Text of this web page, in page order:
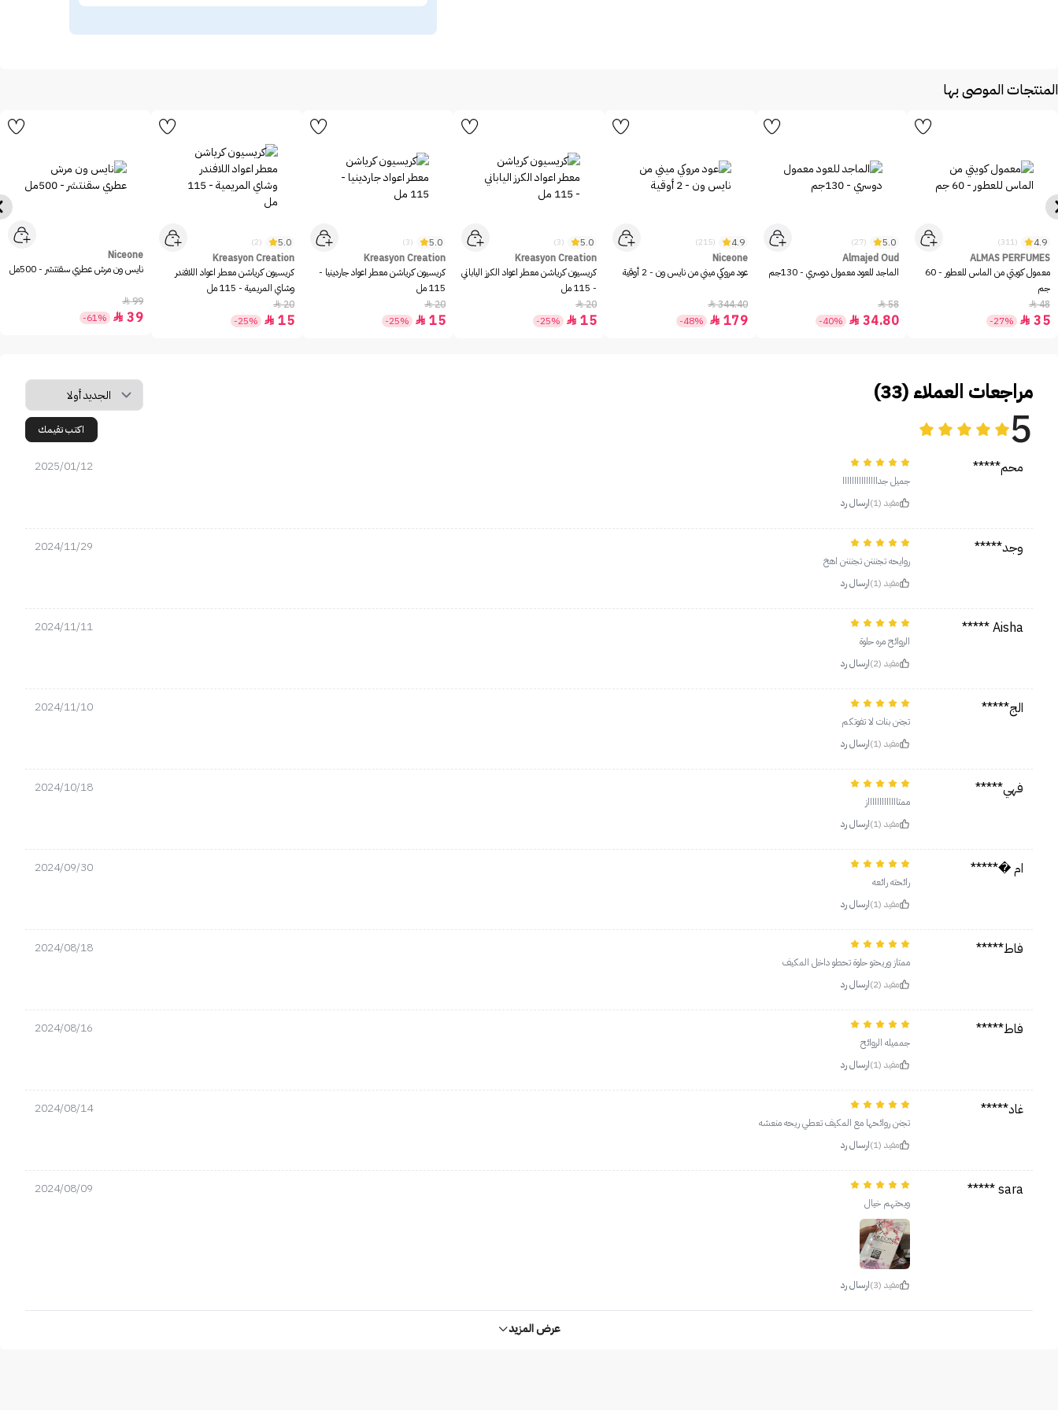
المنتجات الموصى بها
4.9
(311)
ALMAS PERFUMES
معمول كويتي من الماس للعطور - 60
جم
48

35

-27%
5.0
(27)
Almajed Oud
الماجد للعود معمول دوسري - 130جم
58

34.80

-40%
4.9
(215)
Niceone
عود مروكي ميني من نايس ون - 2 أوقية
344.40

179

-48%
5.0
(3)
Kreasyon Creation
كريسيون كرياشن معطر اعواد الكرز الياباني
- 115 مل
20

15

-25%
5.0
(3)
Kreasyon Creation
كريسيون كرياشن معطر اعواد جاردينيا -
115 مل
20

15

-25%
5.0
(2)
Kreasyon Creation
كريسيون كرياشن معطر اعواد اللافندر
وشاي المريمية - 115 مل
20

15

-25%
Niceone
نايس ون مرش عطري سقنتشر - 500مل
99

39

-61%
مراجعات العملاء (33)
5 اكتب تقيمك
محم***** 2025/01/12
جميل جدااااااااااااااا
مفيد (1)
ارسال رد
وجد***** 2024/11/29
روايحه تجنننن تجنننن اهخ
مفيد (1)
ارسال رد
Aisha *****
2024/11/11
الروائح مره حلوة
مفيد (2)
ارسال رد
الج***** 2024/11/10
تجنن بنات لا تفوتكم
مفيد (1)
ارسال رد
فهي***** 2024/10/18
ممتاااااااااااااز
مفيد (1)
ارسال رد
ام �***** 2024/09/30
رائحته رائعه
مفيد (1)
ارسال رد
فاط***** 2024/08/18
ممتاز وريحتو حلوة تحطو داخل المكيف
مفيد (2)
ارسال رد
فاط***** 2024/08/16
جمميله الروائح
مفيد (1)
ارسال رد
غاد***** 2024/08/14
تجنن روائحها مع المكيف تعطي ريحه منعشه
مفيد (1)
ارسال رد
sara *****
2024/08/09
ويحتهم خيال
مفيد (3) ارسال رد
عرض المزيد